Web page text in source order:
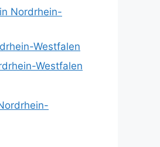
Nordrhein-
Westfalen
Westfalen